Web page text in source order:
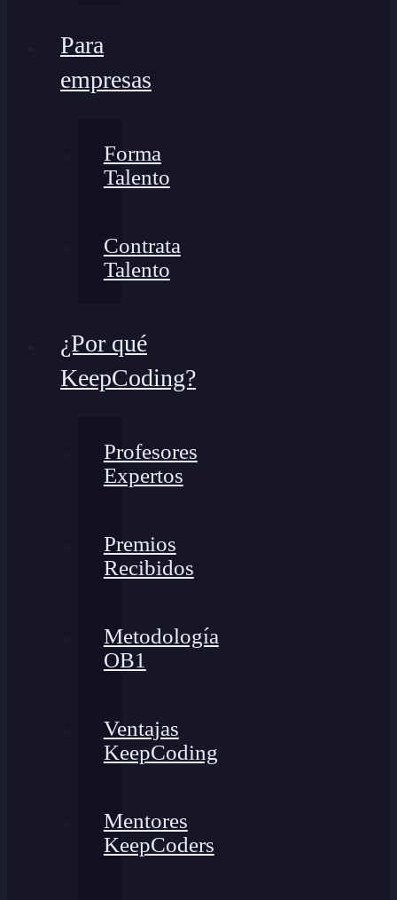
Para
empresas
Forma
Talento
Contrata
Talento
¿Por qué
KeepCoding?
Profesores
Expertos
Premios
Recibidos
Metodología
OB1
Ventajas
KeepCoding
Mentores
KeepCoders